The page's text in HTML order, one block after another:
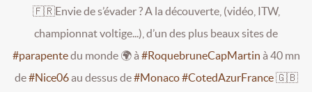
🇫🇷Envie de s’évader ? A la découverte, (vidéo, ITW,
championnat voltige...), d’un des plus beaux sites de
#parapentedu monde 🌍 à #RoquebruneCapMartin à 40 mn
de#Nice06au dessus de#Monaco#CotedAzurFrance🇬🇧